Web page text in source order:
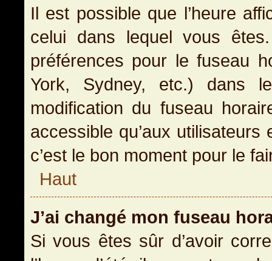
Il est possible que l’heure
celui dans lequel vous
préférences pour le fuseau
York, Sydney, etc.) dans
modification du fuseau
accessible qu’aux
c’est le bon moment pour le
Haut
J’ai changé mon fuseau
Si vous êtes sûr d’avoir